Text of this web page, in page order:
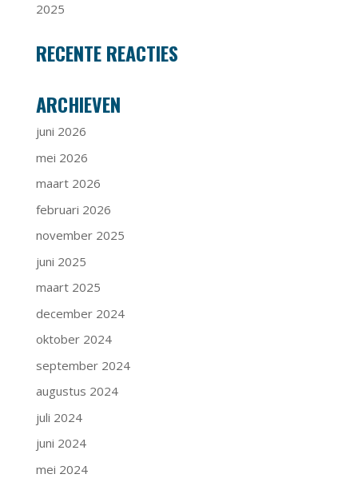
2025
RECENTE REACTIES
ARCHIEVEN
juni 2026
mei 2026
maart 2026
februari 2026
november 2025
juni 2025
maart 2025
december 2024
oktober 2024
september 2024
augustus 2024
juli 2024
juni 2024
mei 2024